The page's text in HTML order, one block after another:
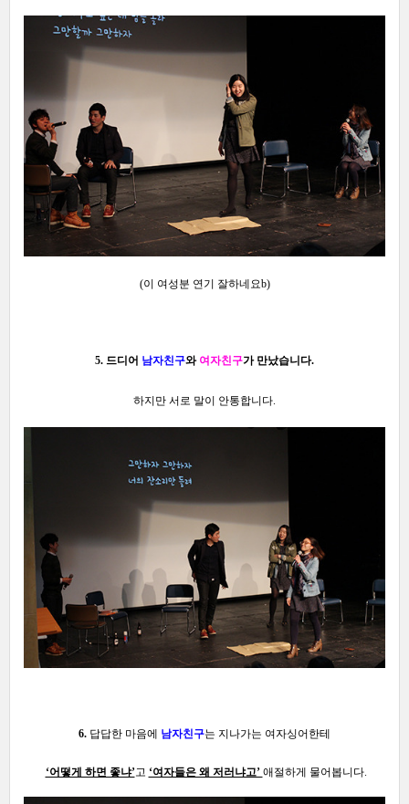
(이 여성분 연기 잘하네요b)
5. 드디어 남자친구와 여자친구가 만났습니다.
하지만 서로 말이 안통합니다.
6. 답답한 마음에 남자친구는 지나가는 여자싱어한테
‘어떻게 하면 좋냐’고 ‘여자들은 왜 저러냐고’ 애절하게 물어봅니다.